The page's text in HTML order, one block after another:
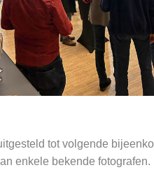
tot volgende
enkele bekende fotografen.